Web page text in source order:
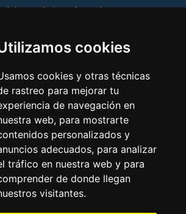
cookies
cookies y otras técnicas
rastreo para mejorar tu
de navegación en
web, para mostrarte
personalizados y
adecuados, para analizar
tráfico en nuestra web y para
de donde llegan
visitantes.
turísticos, hostales,
y mucho más!
MI AGENCIA
legal
Condiciones de uso
Ley de Viajes Combinados
privacidad
Uso de cookies
de cookies
Area privada
Contacto